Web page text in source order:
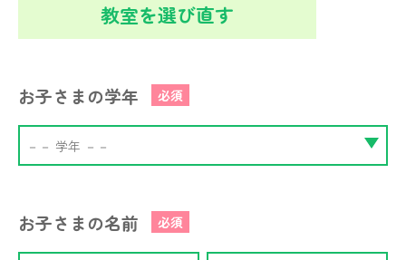
教室を選び直す
お子さまの学年 必須
お子さまの名前 必須